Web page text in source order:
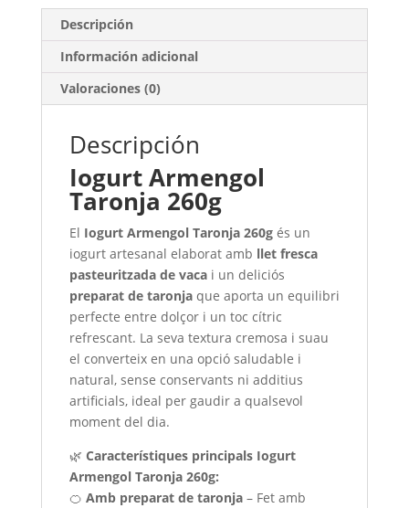
Descripción
Información adicional
Valoraciones (0)
Descripción
Iogurt Armengol
Taronja 260g
El Iogurt Armengol Taronja 260gés un
iogurt artesanal elaborat amb llet fresca
pasteuritzada de vacai un deliciós
preparat de taronjaque aporta un equilibri
perfecte entre dolçor i un toc cítric
refrescant. La seva textura cremosa i suau
el converteix en una opció saludable i
natural, sense conservants ni additius
artificials, ideal per gaudir a qualsevol
moment del dia.
🌿 Característiques principals Iogurt
Armengol Taronja 260g:
🍊 Amb preparat de taronja– Fet amb